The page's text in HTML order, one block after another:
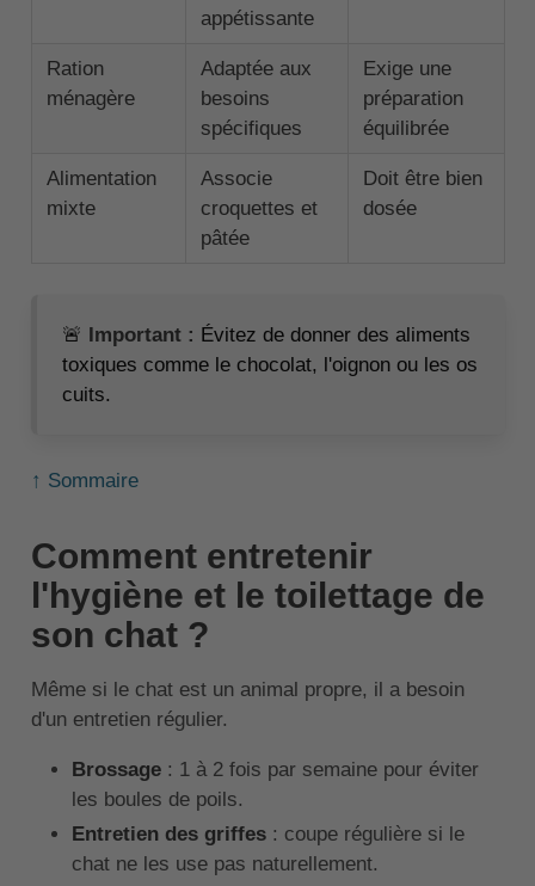
appétissante
Ration
ménagère
Adaptée aux
besoins
spécifiques
Exige une
préparation
équilibrée
Alimentation
mixte
Associe
croquettes et
pâtée
Doit être bien
dosée
🚨 Important : Évitez de donner des aliments
toxiques comme le chocolat, l'oignon ou les os
cuits.
↑ Sommaire
Comment entretenir
l'hygiène et le toilettage de
son chat ?
Même si le chat est un animal propre, il a besoin
d'un entretien régulier.
Brossage: 1 à 2 fois par semaine pour éviter
les boules de poils.
Entretien des griffes: coupe régulière si le
chat ne les use pas naturellement.